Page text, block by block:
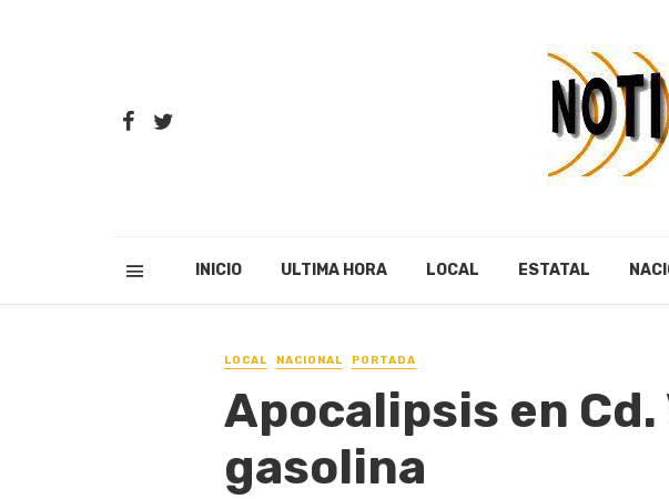
INICIO ULTIMA HORA LOCAL ESTATAL
LOCAL NACIONAL PORTADA
Apocalipsis en
gasolina